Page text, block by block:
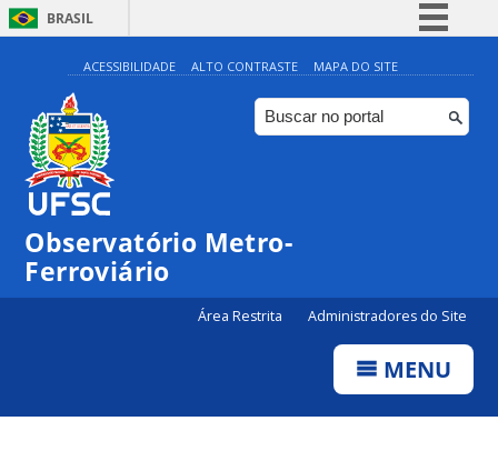
BRASIL
Simplifique!
Comunica BR
Participe
ACESSIBILIDADE ALTO CONTRASTE MAPA DO SITE
Observatório Metro-
Ferroviário
Área Restrita Administradores do Site
MENU